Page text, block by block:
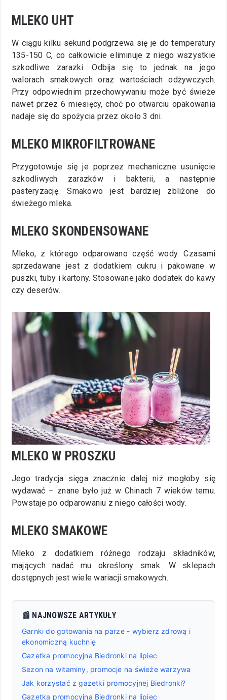
MLEKO UHT
W ciągu kilku sekund podgrzewa się je do temperatury
135-150 C, co całkowicie eliminuje z niego wszystkie
szkodliwe zarazki. Odbija się to jednak na jego
walorach smakowych oraz wartościach odżywczych.
Przy odpowiednim przechowywaniu może być świeże
nawet przez 6 miesięcy, choć po otwarciu opakowania
nadaje się do spożycia przez około 3 dni.
MLEKO MIKROFILTROWANE
Przygotowuje się je poprzez mechaniczne usunięcie
szkodliwych zarazków i bakterii, a następnie
pasteryzację. Smakowo jest bardziej zbliżone do
świeżego mleka.
MLEKO SKONDENSOWANE
Mleko, z którego odparowano część wody. Czasami
sprzedawane jest z dodatkiem cukru i pakowane w
puszki, tuby i kartony. Stosowane jako dodatek do kawy
czy deserów.
MLEKO W PROSZKU
​Jego tradycja sięga znacznie dalej niż mogłoby się
wydawać – znane było już w Chinach 7 wieków temu.
Powstaje po odparowaniu z niego całości wody.
MLEKO SMAKOWE
Mleko z dodatkiem różnego rodzaju składników,
mających nadać mu określony smak. W sklepach
dostępnych jest wiele wariacji smakowych.
📰 NAJNOWSZE ARTYKUŁY
Garnki do gotowania na parze - wybierz zdrową i
ekonomiczną kuchnię
Gazetka promocyjna Biedronki na lipiec
Sezon na witaminy, promocje na świeże warzywa
Jak korzystać z gazetki promocyjnej Biedronki?
Gazetka promocyjna Biedronki na lipiec